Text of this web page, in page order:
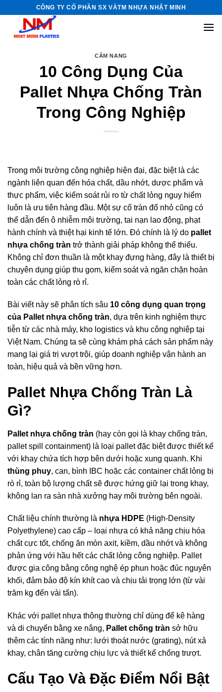
content
CÔNG TY CỔ PHẦN SX VÀTM NHỰA NHẬT MINH
CẨM NANG
10 Công Dụng Của
Pallet Nhựa Chống Tràn
Trong Công Nghiệp
Trong môi trường công nghiệp hiện đại, đặc biệt là các
ngành liên quan đến hóa chất, dầu nhớt, dược phẩm và
thực phẩm, việc kiểm soát rủi ro từ chất lỏng nguy hiểm
luôn là ưu tiên hàng đầu. Một sự cố tràn đổ nhỏ cũng có
thể dẫn đến ô nhiễm môi trường, tai nạn lao động, phạt
hành chính và thiệt hại kinh tế lớn. Đó chính là lý do pallet
nhựa chống tràn trở thành giải pháp không thể thiếu.
Không chỉ đơn thuần là một khay đựng hàng, đây là thiết bị
chuyên dụng giúp thu gom, kiểm soát và ngăn chặn hoàn
toàn các chất lỏng rò rỉ.
Bài viết này sẽ phân tích sâu 10 công dụng quan trọng
của Pallet nhựa chống tràn, dựa trên kinh nghiệm thực
tiễn từ các nhà máy, kho logistics và khu công nghiệp tại
Việt Nam. Chúng ta sẽ cùng khám phá cách sản phẩm này
mang lại giá trị vượt trội, giúp doanh nghiệp vận hành an
toàn, hiệu quả và bền vững hơn.
Pallet Nhựa Chống Tràn Là
Gì?
Pallet nhựa chống tràn (hay còn gọi là khay chống tràn,
pallet spill containment) là loại pallet đặc biệt được thiết kế
với khay chứa tích hợp bên dưới hoặc xung quanh. Khi
thùng phuy, can, bình IBC hoặc các container chất lỏng bị
rò rỉ, toàn bộ lượng chất sẽ được hứng giữ lại trong khay,
không lan ra sàn nhà xưởng hay môi trường bên ngoài.
Chất liệu chính thường là nhựa HDPE (High-Density
Polyethylene) cao cấp – loại nhựa có khả năng chịu hóa
chất cực tốt, chống ăn mòn axit, kiềm, dầu nhớt và không
phản ứng với hầu hết các chất lỏng công nghiệp. Pallet
được gia công bằng công nghệ ép phun hoặc đúc nguyên
khối, đảm bảo độ kín khít cao và chịu tải trọng lớn (từ vài
trăm kg đến vài tấn).
Khác với pallet nhựa thông thường chỉ dùng để kê hàng
và di chuyển bằng xe nâng, Pallet chống tràn sở hữu
thêm các tính năng như: lưới thoát nước (grating), nút xả
khay, chân tăng cường chịu lực và thiết kế chống trượt.
Cấu Tạo Và Đặc Điểm Nổi Bật